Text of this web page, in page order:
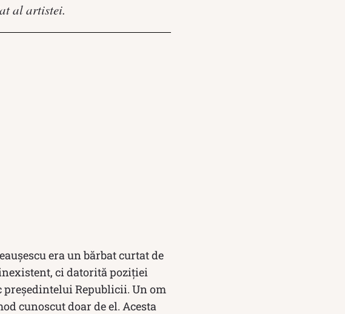
al artistei.
era un bărbat curtat de
ci datorită poziției
președintelui Republicii. Un om
cunoscut doar de el. Acesta